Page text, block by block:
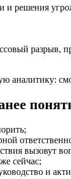
и решения
разрыв,
аналитику:
вызовут
сейчас;
и